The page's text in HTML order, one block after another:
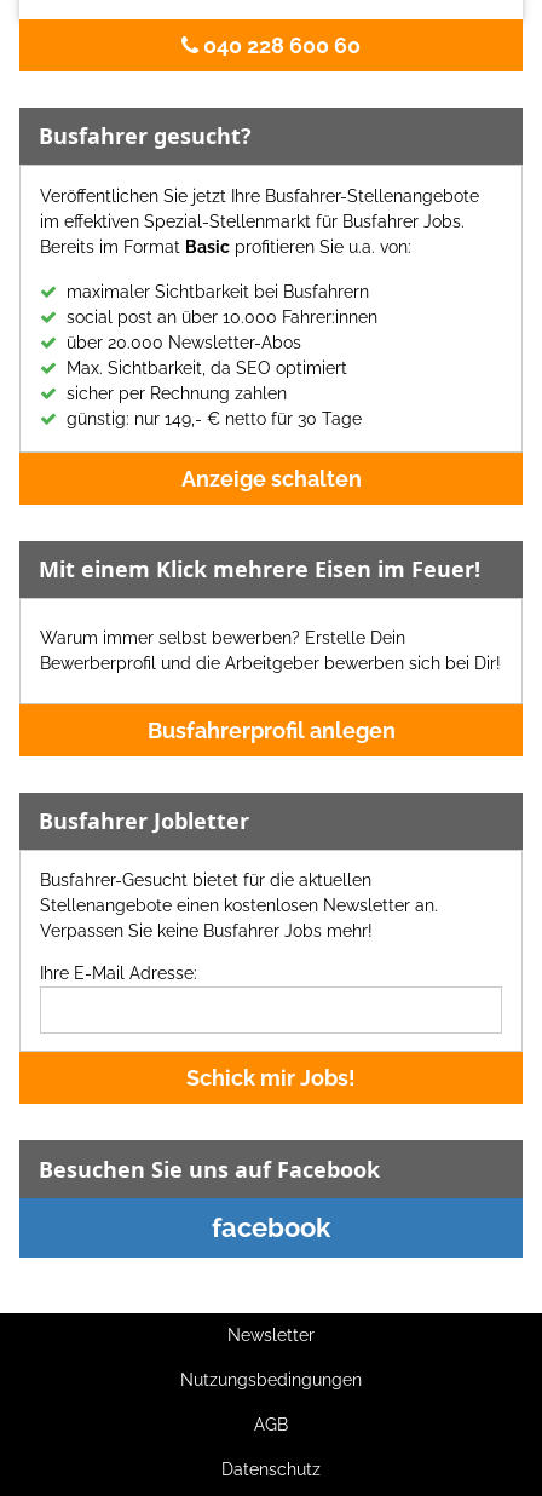
040 228 600 60
Busfahrer gesucht?
Veröffentlichen Sie jetzt Ihre Busfahrer-Stellenangebote
im effektiven Spezial-Stellenmarkt für Busfahrer Jobs.
Bereits im Format Basic profitieren Sie u.a. von:
maximaler Sichtbarkeit bei Busfahrern
social post an über 10.000 Fahrer:innen
über 20.000 Newsletter-Abos
Max. Sichtbarkeit, da SEO optimiert
sicher per Rechnung zahlen
günstig: nur 149,- € netto für 30 Tage
Anzeige schalten
Mit einem Klick mehrere Eisen im Feuer!
Warum immer selbst bewerben? Erstelle Dein
Bewerberprofil und die Arbeitgeber bewerben sich bei Dir!
Busfahrerprofil anlegen
Busfahrer Jobletter
Busfahrer-Gesucht bietet für die aktuellen
Stellenangebote einen kostenlosen Newsletter an.
Verpassen Sie keine Busfahrer Jobs mehr!
Ihre E-Mail Adresse:
Schick mir Jobs!
Besuchen Sie uns auf Facebook
facebook
Newsletter
Nutzungsbedingungen
AGB
Datenschutz